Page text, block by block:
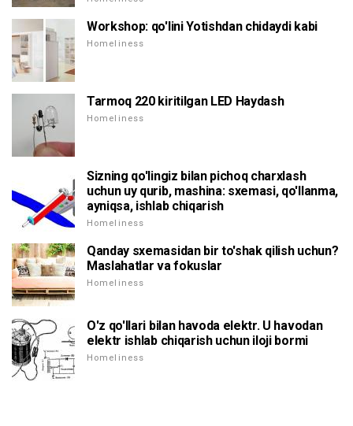
Workshop: qo'lini Yotishdan chidaydi kabi
Homeliness
Tarmoq 220 kiritilgan LED Haydash
Homeliness
Sizning qo'lingiz bilan pichoq charxlash
uchun uy qurib, mashina: sxemasi, qo'llanma,
ayniqsa, ishlab chiqarish
Homeliness
Qanday sxemasidan bir to'shak qilish uchun?
Maslahatlar va fokuslar
Homeliness
O'z qo'llari bilan havoda elektr. U havodan
elektr ishlab chiqarish uchun iloji bormi
Homeliness